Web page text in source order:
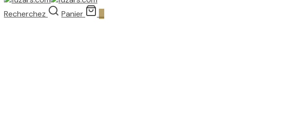
Recherchez Panier